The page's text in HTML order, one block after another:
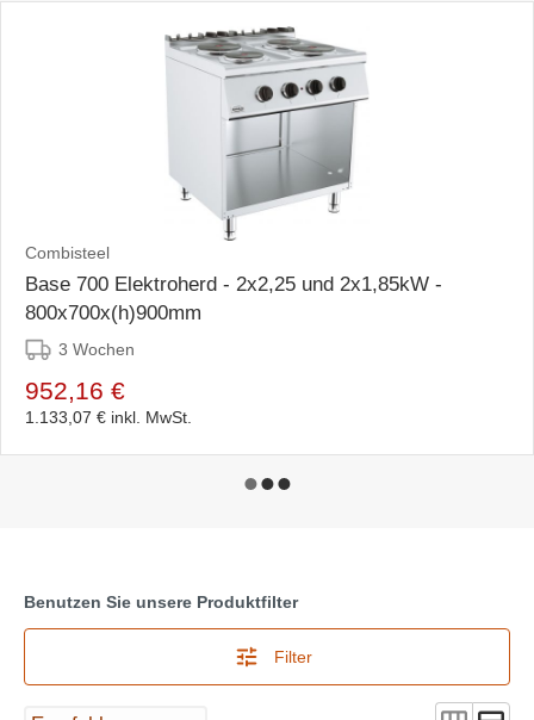
Combisteel
Base 700 Elektroherd - 2x2,25 und 2x1,85kW -
800x700x(h)900mm
3 Wochen
952,16 €
1.133,07 € inkl. MwSt.
Benutzen Sie unsere Produktfilter
Filter